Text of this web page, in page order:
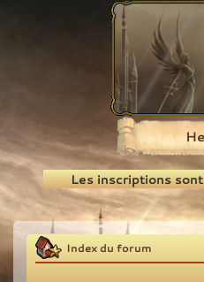
Recherche
Les inscriptions
Index du forum